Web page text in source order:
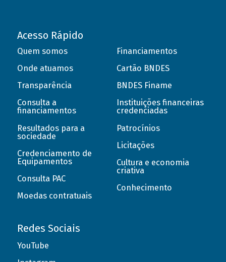
Acesso Rápido
Quem somos
Onde atuamos
Transparência
Consulta a
financiamentos
Resultados para a
sociedade
Credenciamento de
Equipamentos
Consulta PAC
Moedas contratuais
Financiamentos
Cartão BNDES
BNDES Finame
Instituições financeiras
credenciadas
Patrocínios
Licitações
Cultura e economia
criativa
Conhecimento
Redes Sociais
YouTube